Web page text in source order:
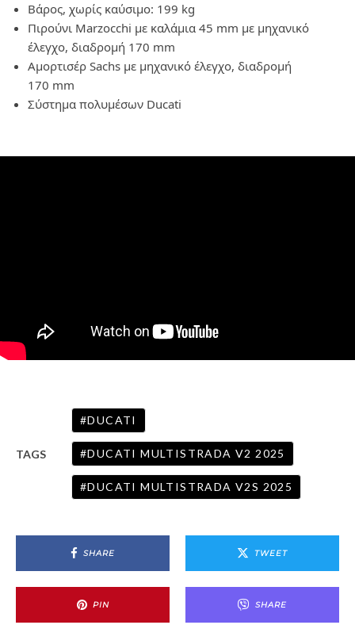
Βάρος, χωρίς καύσιμο: 199 kg
Πιρούνι Marzocchi με καλάμια 45 mm με μηχανικό
έλεγχο, διαδρομή 170 mm
Αμορτισέρ Sachs με μηχανικό έλεγχο, διαδρομή
170 mm
Σύστημα πολυμέσων Ducati
TAGS
DUCATI
DUCATI MULTISTRADA V2 2025
DUCATI MULTISTRADA V2S 2025
SHARE TWEET
PIN SHARE